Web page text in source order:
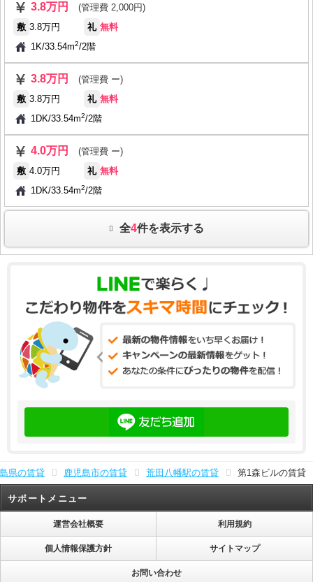
3.8万円
(管理費 2,000円)
敷 3.8万円 礼 無料
1K/33.54m2/2階
3.8万円
(管理費 ー)
敷 3.8万円 礼 無料
1DK/33.54m2/2階
4.0万円
(管理費 ー)
敷 4.0万円 礼 無料
1DK/33.54m2/2階
全4件を表示する
県の賃貸 鹿児島市の賃貸 荒田八幡駅の賃貸 第1森ビルの賃貸
サポートメニュー
運営会社概要 利用規約
個人情報保護方針 サイトマップ
お問い合わせ